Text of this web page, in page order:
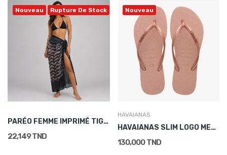
Nouveau Rupture De Stock
PARÉO FEMME IMPRIMÉ TIGRE
22,149 TND
Nouveau
HAVAIANAS
HAVAIANAS SLIM LOGO METALLIC
130,000 TND